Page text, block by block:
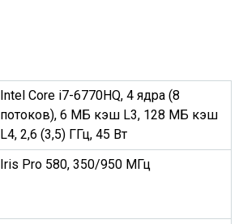
Intel Core i7-6770HQ, 4 ядра (8
потоков), 6 МБ кэш L3, 128 МБ кэш
L4, 2,6 (3,5) ГГц, 45 Вт
Iris Pro 580, 350/950 МГц